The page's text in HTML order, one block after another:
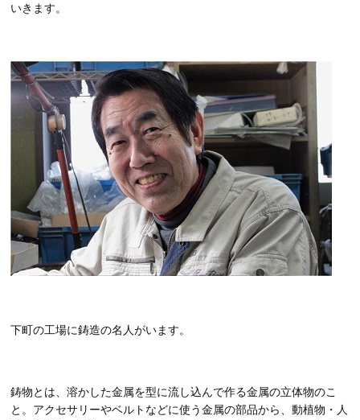
いきます。
下町の工場に鋳造の名人がいます。
鋳物とは、溶かした金属を型に流し込んで作る金属の立体物のこ
と。アクセサリーやベルトなどに使う金属の部品から、動植物・人